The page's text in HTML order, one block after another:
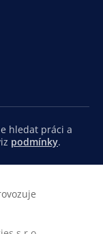
hledat práci a
podmínky.